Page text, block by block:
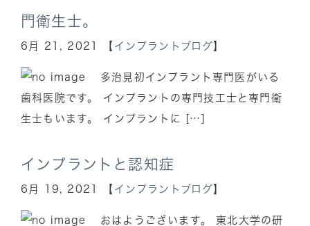
門衛生士。
6月 21, 2021 【 インプラントブログ 】
多治見初インプラント専門医がいる
歯科医院です。 インプラントの専門技工士と専門衛
生士もいます。 インプラントに […]
インプラントと認知症
6月 19, 2021 【 インプラントブログ 】
おはようございます。 東北大学の研